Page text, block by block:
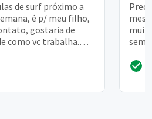
de surf próximo a
é p/ meu filho,
gostaria de
como vc trabalha.
sem